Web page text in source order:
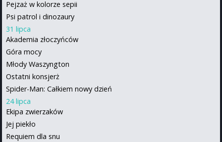
Pejzaż w kolorze sepii
Psi patrol i dinozaury
31 lipca
Akademia złoczyńców
Góra mocy
Młody Waszyngton
Ostatni konsjerż
Spider-Man: Całkiem nowy dzień
24 lipca
Ekipa zwierzaków
Jej piekło
Requiem dla snu